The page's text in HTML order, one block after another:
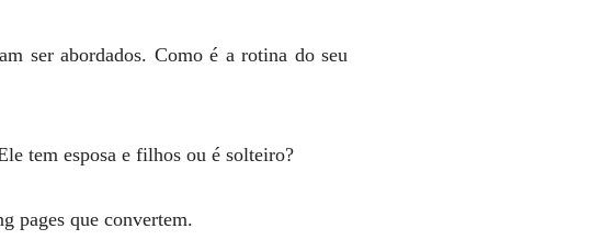
ser abordados. Como é a rotina do seu
tem esposa e filhos ou é solteiro?
pages que convertem.